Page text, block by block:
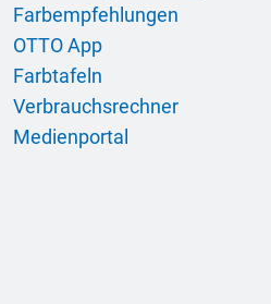
Farbempfehlungen
OTTO App
Farbtafeln
Verbrauchsrechner
Medienportal